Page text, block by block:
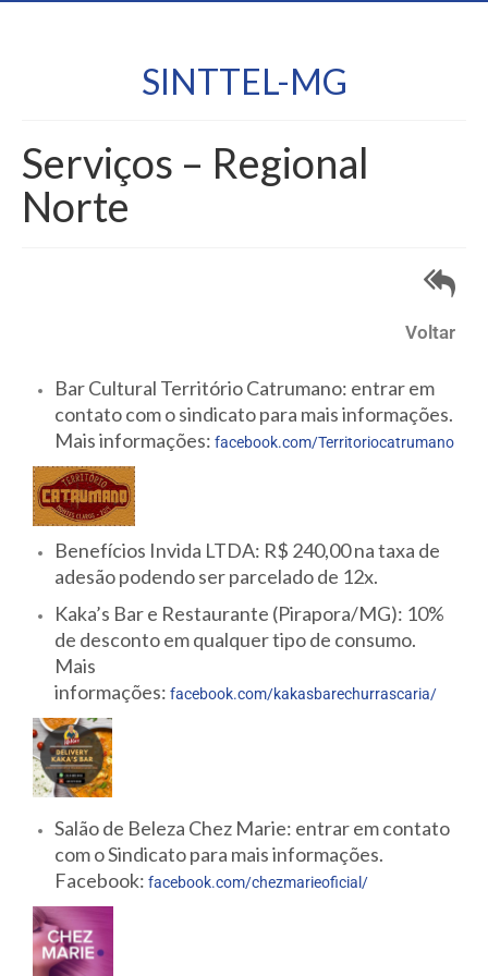
SINTTEL-MG
Serviços – Regional
Norte
Voltar
Bar Cultural Território Catrumano: entrar em
contato com o sindicato para mais informações.
Mais informações: facebook.com/Territoriocatrumano
Benefícios Invida LTDA: R$ 240,00 na taxa de
adesão podendo ser parcelado de 12x.
Kaka’s Bar e Restaurante (Pirapora/MG): 10%
de desconto em qualquer tipo de consumo.
Mais
informações: facebook.com/kakasbarechurrascaria/
Salão de Beleza Chez Marie: entrar em contato
com o Sindicato para mais informações.
Facebook: facebook.com/chezmarieoficial/